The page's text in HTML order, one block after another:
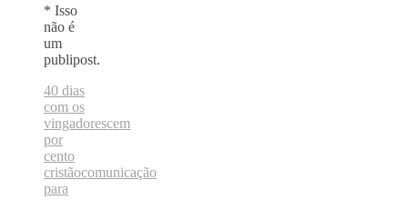
* Isso
não é
um
publipost.
40 dias
com os
vingadorescem
por
cento
cristãocomunicação
para